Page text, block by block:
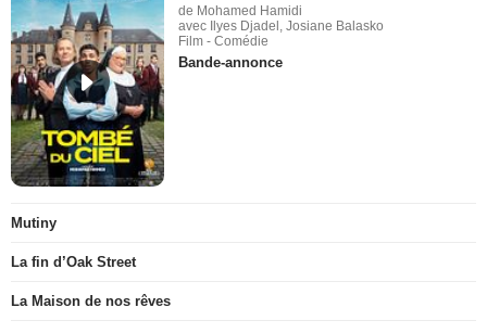
de Mohamed Hamidi
avec Ilyes Djadel, Josiane Balasko
Film - Comédie
Bande-annonce
Mutiny
La fin d’Oak Street
La Maison de nos rêves